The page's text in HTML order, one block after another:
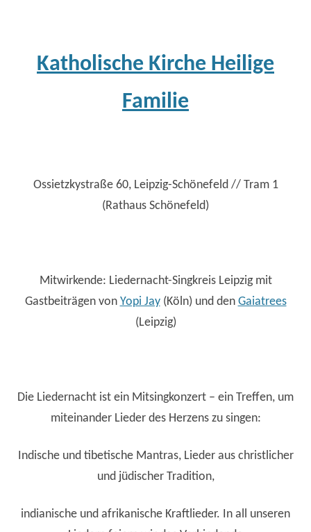
Katholische Kirche Heilige
Familie
Ossietzkystraße 60, Leipzig-Schönefeld // Tram 1
(Rathaus Schönefeld)
Mitwirkende: Liedernacht-Singkreis Leipzig mit
Gastbeiträgen von Yopi Jay(Köln) und den Gaiatrees
(Leipzig)
Die Liedernacht ist ein Mitsingkonzert – ein Treffen, um
miteinander Lieder des Herzens zu singen:
Indische und tibetische Mantras, Lieder aus christlicher
und jüdischer Tradition,
indianische und afrikanische Kraftlieder. In all unseren